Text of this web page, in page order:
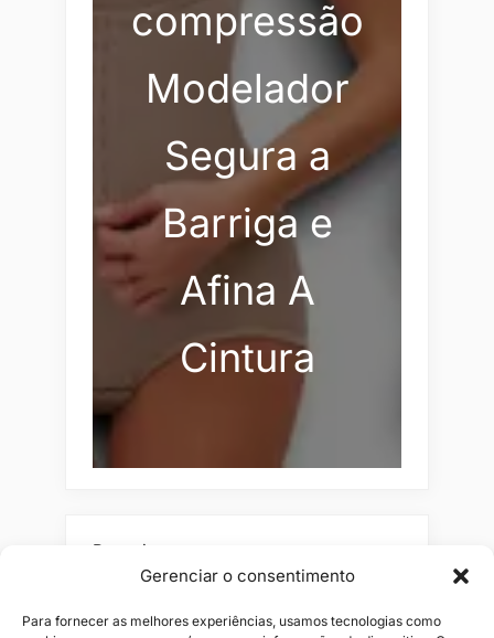
Gerenciar o consentimento
Para fornecer as melhores experiências, usamos tecnologias como
compressão
Modelador
Segura a
Barriga e
Afina A
Cintura
Pesquisar